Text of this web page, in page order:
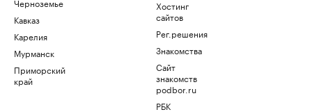
Кавказ
Карелия
Мурманск
Приморский
край
Хостинг
сайтов
Рег.решения
Знакомства
Сайт
знакомств
podbor.ru
РБК